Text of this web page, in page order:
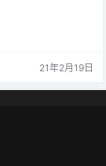
互联网（路由器）
据。简而言之，您
HTTP请求将数据从
IDE进行编程。
块板发送到另一块
一个ESP32板将充
21年2月19日